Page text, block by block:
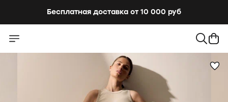
Бесплатная доставка от 10 000 руб